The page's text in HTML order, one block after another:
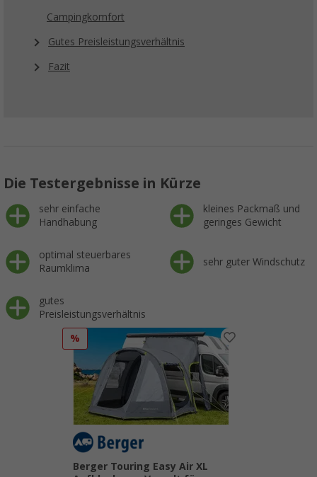
Campingkomfort
Gutes Preisleistungsverhältnis
Fazit
Die Testergebnisse in Kürze
sehr einfache
Handhabung
kleines Packmaß und
geringes Gewicht
optimal steuerbares
Raumklima
sehr guter Windschutz
gutes
Preisleistungsverhältnis
%
Berger Touring Easy Air XL